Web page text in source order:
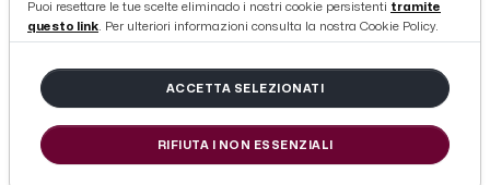
Rugby, Paolo Vaccari si candida a
presidente federale. Tanti legami
con la Riviera delle Palme
di Redazione Picenotime
Puoi resettare le tue scelte eliminado i nostri cookie persistenti tramite
questo link. Per ulteriori informazioni consulta la nostra Cookie Policy.
ACCETTA SELEZIONATI
RIFIUTA I NON ESSENZIALI